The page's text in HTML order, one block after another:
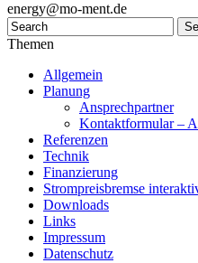
energy@mo-ment.de
Themen
Allgemein
Planung
Ansprechpartner
Kontaktformular –
Referenzen
Technik
Finanzierung
Strompreisbremse
Downloads
Links
Impressum
Datenschutz